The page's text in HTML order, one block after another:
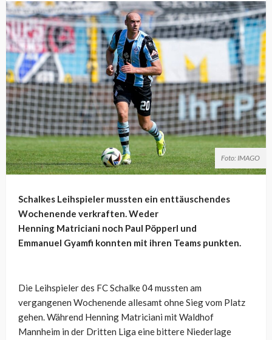
Foto: IMAGO
Schalkes Leihspieler mussten ein enttäuschendes
Wochenende verkraften. Weder
Henning Matriciani noch Paul Pöpperl und
Emmanuel Gyamfi konnten mit ihren Teams punkten.
Die Leihspieler des FC Schalke 04 mussten am
vergangenen Wochenende allesamt ohne Sieg vom Platz
gehen. Während Henning Matriciani mit Waldhof
Mannheim in der Dritten Liga eine bittere Niederlage